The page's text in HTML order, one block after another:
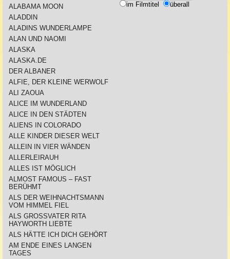
ALABAMA MOON
ALADDIN
ALADINS WUNDERLAMPE
ALAN UND NAOMI
ALASKA
ALASKA.DE
DER ALBANER
ALFIE, DER KLEINE WERWOLF
ALI ZAOUA
ALICE IM WUNDERLAND
ALICE IN DEN STÄDTEN
ALIENS IN COLORADO
ALLE KINDER DIESER WELT
ALLEIN IN VIER WÄNDEN
ALLERLEIRAUH
ALLES IST MÖGLICH
ALMOST FAMOUS – FAST
BERÜHMT
ALS DER WEIHNACHTSMANN
VOM HIMMEL FIEL
ALS GROSSVATER RITA
HAYWORTH LIEBTE
ALS HÄTTE ICH DICH GEHÖRT
AM ENDE EINES LANGEN
TAGES
im Filmtitel überall